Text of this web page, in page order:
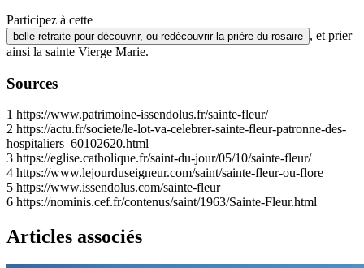
Participez à cette
belle retraite pour découvrir, ou redécouvrir la prière du rosaire , et prier
ainsi la sainte Vierge Marie.
Sources
1 https://www.patrimoine-issendolus.fr/sainte-fleur/
2 https://actu.fr/societe/le-lot-va-celebrer-sainte-fleur-patronne-des-
hospitaliers_60102620.html
3 https://eglise.catholique.fr/saint-du-jour/05/10/sainte-fleur/
4 https://www.lejourduseigneur.com/saint/sainte-fleur-ou-flore
5 https://www.issendolus.com/sainte-fleur
6 https://nominis.cef.fr/contenus/saint/1963/Sainte-Fleur.html
Articles associés